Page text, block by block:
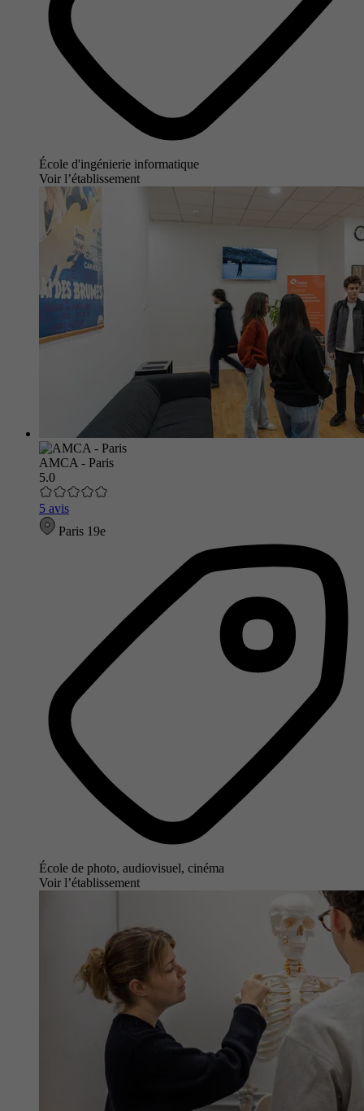
École d'ingénierie informatique
Voir l’établissement
AMCA - Paris
5.0
5 avis
Paris 19e
École de photo, audiovisuel, cinéma
Voir l’établissement